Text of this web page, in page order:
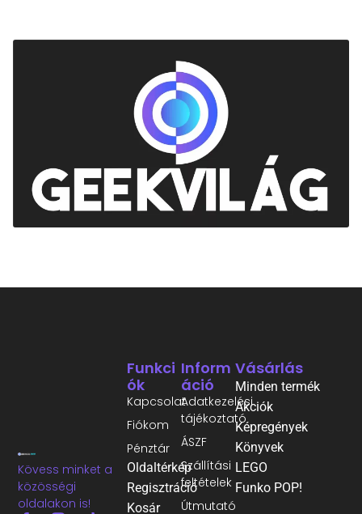
Kövess minket a
közösségi
oldalakon is!
Inform
Áció
Adatkezelési
tájékoztató
ÁSZF
Szállítási
feltételek
Útmutató
Funkci
Ók
Kapcsolat
Fiókom
Pénztár
Oldaltérkép
Regisztráció
Kosár
Vásárlás
Minden termék
Akciók
Képregények
Könyvek
LEGO
Funko POP!